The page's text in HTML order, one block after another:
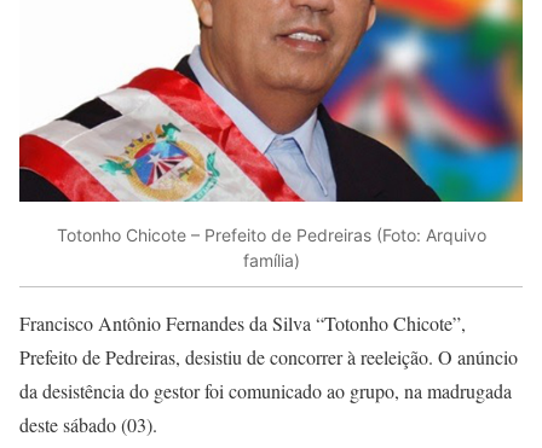
Totonho Chicote – Prefeito de Pedreiras (Foto: Arquivo
família)
Francisco Antônio Fernandes da Silva “Totonho Chicote”,
Prefeito de Pedreiras, desistiu de concorrer à reeleição. O anúncio
da desistência do gestor foi comunicado ao grupo, na madrugada
deste sábado (03).